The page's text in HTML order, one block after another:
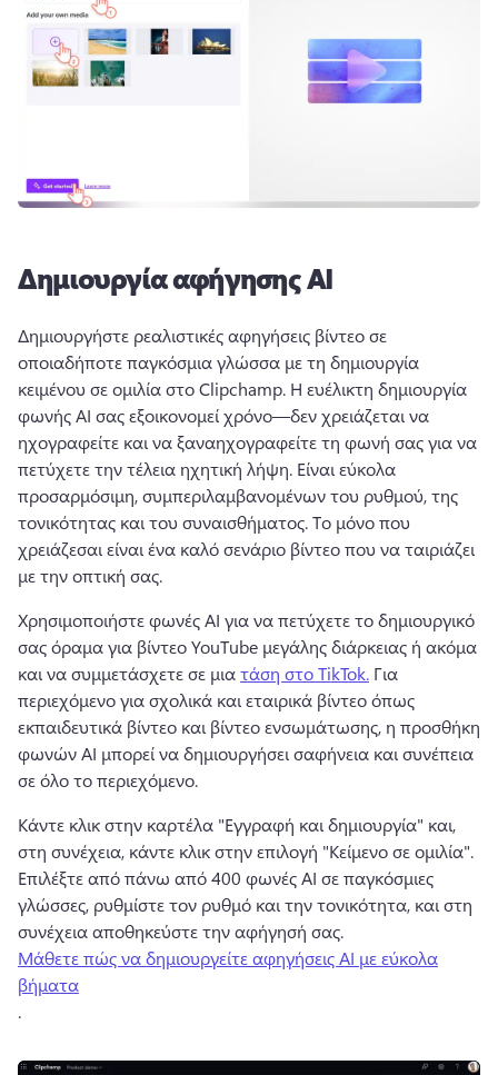
Δημιουργία αφήγησης ΑΙ
Δημιουργήστε ρεαλιστικές αφηγήσεις βίντεο σε
οποιαδήποτε παγκόσμια γλώσσα με τη δημιουργία
κειμένου σε ομιλία στο Clipchamp. Η ευέλικτη δημιουργία
φωνής AI σας εξοικονομεί χρόνο—δεν χρειάζεται να
ηχογραφείτε και να ξαναηχογραφείτε τη φωνή σας για να
πετύχετε την τέλεια ηχητική λήψη. Είναι εύκολα
προσαρμόσιμη, συμπεριλαμβανομένων του ρυθμού, της
τονικότητας και του συναισθήματος. Το μόνο που
χρειάζεσαι είναι ένα καλό σενάριο βίντεο που να ταιριάζει
με την οπτική σας.
Χρησιμοποιήστε φωνές AI για να πετύχετε το δημιουργικό
σας όραμα για βίντεο YouTube μεγάλης διάρκειας ή ακόμα
και να συμμετάσχετε σε μια τάση στο TikTok. Για
περιεχόμενο για σχολικά και εταιρικά βίντεο όπως
εκπαιδευτικά βίντεο και βίντεο ενσωμάτωσης, η προσθήκη
φωνών AI μπορεί να δημιουργήσει σαφήνεια και συνέπεια
σε όλο το περιεχόμενο.
Κάντε κλικ στην καρτέλα "Εγγραφή και δημιουργία" και,
Επιλέξτε από πάνω από 400 φωνές AI σε παγκόσμιες
γλώσσες, ρυθμίστε τον ρυθμό και την τονικότητα, και στη
συνέχεια αποθηκεύστε την αφήγησή σας.
Μάθετε πώς να δημιουργείτε αφηγήσεις AI με εύκολα
βήματα
.